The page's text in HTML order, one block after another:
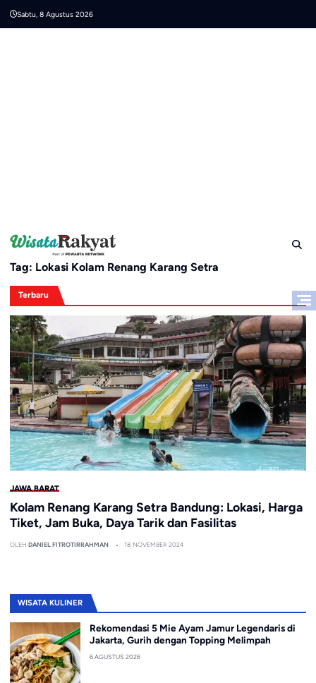
Sabtu, 8 Agustus 2026
Tag: Lokasi Kolam Renang Karang Setra
Terbaru
JAWA BARAT
Kolam Renang Karang Setra Bandung: Lokasi, Harga
Tiket, Jam Buka, Daya Tarik dan Fasilitas
OLEH DANIEL FITROTIRRAHMAN 18 NOVEMBER 2024
WISATA KULINER
Rekomendasi 5 Mie Ayam Jamur Legendaris di
Jakarta, Gurih dengan Topping Melimpah
6 AGUSTUS 2026